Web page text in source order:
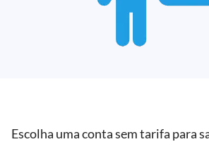
Escolha uma conta sem tarifa para